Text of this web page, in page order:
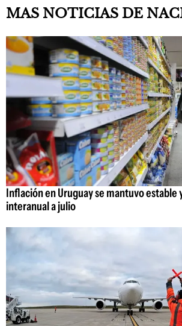
MAS NOTICIAS DE
Inflación en Uruguay se mantuvo estable
interanual a julio